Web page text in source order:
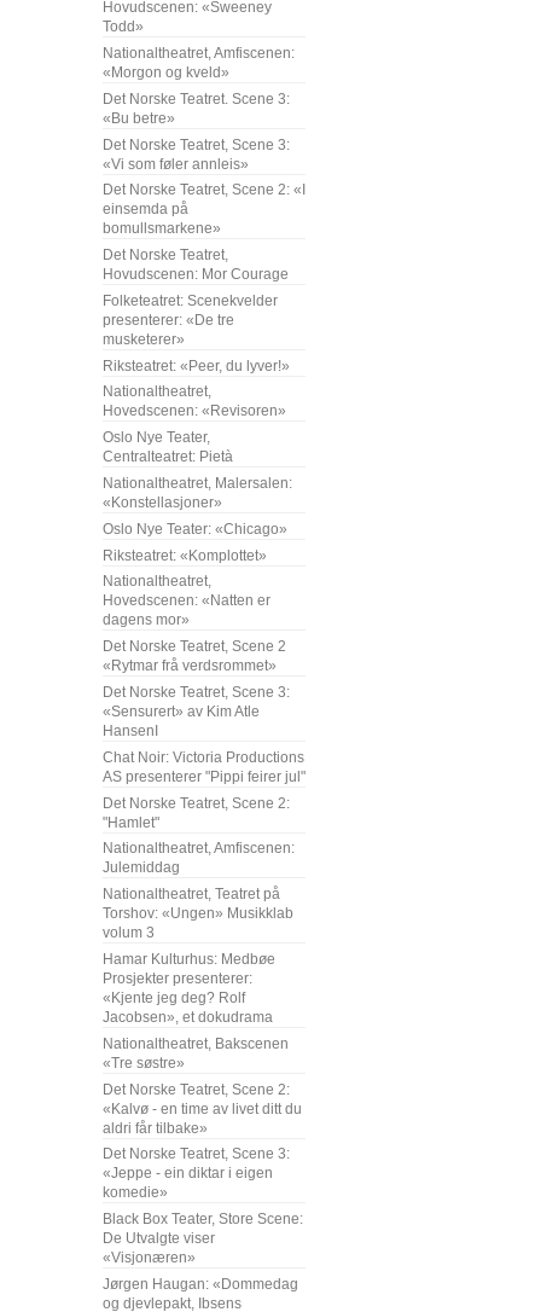
Hovudscenen: «Sweeney
Todd»
Nationaltheatret, Amfiscenen:
«Morgon og kveld»
Det Norske Teatret. Scene 3:
«Bu betre»
Det Norske Teatret, Scene 3:
«Vi som føler annleis»
Det Norske Teatret, Scene 2: «I
einsemda på
bomullsmarkene»
Det Norske Teatret,
Hovudscenen: Mor Courage
Folketeatret: Scenekvelder
presenterer: «De tre
musketerer»
Riksteatret: «Peer, du lyver!»
Nationaltheatret,
Hovedscenen: «Revisoren»
Oslo Nye Teater,
Centralteatret: Pietà
Nationaltheatret, Malersalen:
«Konstellasjoner»
Oslo Nye Teater: «Chicago»
Riksteatret: «Komplottet»
Nationaltheatret,
Hovedscenen: «Natten er
dagens mor»
Det Norske Teatret, Scene 2
«Rytmar frå verdsrommet»
Det Norske Teatret, Scene 3:
«Sensurert» av Kim Atle
HansenI
Chat Noir: Victoria Productions
AS presenterer "Pippi feirer jul"
Det Norske Teatret, Scene 2:
"Hamlet"
Nationaltheatret, Amfiscenen:
Julemiddag
Nationaltheatret, Teatret på
Torshov: «Ungen» Musikklab
volum 3
Hamar Kulturhus: Medbøe
Prosjekter presenterer:
«Kjente jeg deg? Rolf
Jacobsen», et dokudrama
Nationaltheatret, Bakscenen
«Tre søstre»
Det Norske Teatret, Scene 2:
«Kalvø - en time av livet ditt du
aldri får tilbake»
Det Norske Teatret, Scene 3:
«Jeppe - ein diktar i eigen
komedie»
Black Box Teater, Store Scene:
De Utvalgte viser
«Visjonæren»
Jørgen Haugan: «Dommedag
og djevlepakt, Ibsens